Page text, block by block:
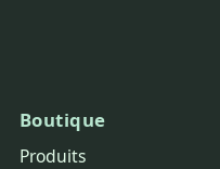
Boutique
Produits